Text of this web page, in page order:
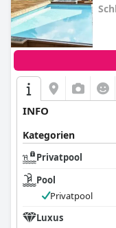
INFO
Kategorien
Privatpool
Pool
Privatpool
Luxus